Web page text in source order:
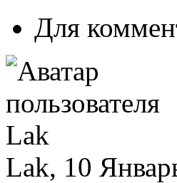
Для
Lak, 10